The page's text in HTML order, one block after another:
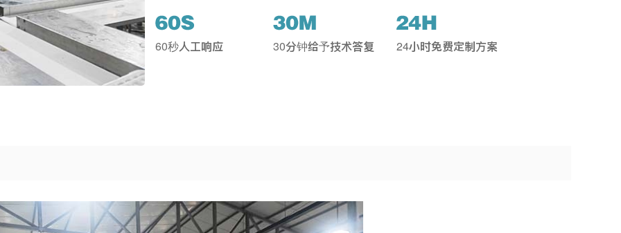
60秒人工响应 30分钟给予技术答复 24小时免费定制方案